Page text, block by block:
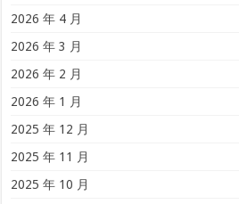
2026 年 4 月
2026 年 3 月
2026 年 2 月
2026 年 1 月
2025 年 12 月
2025 年 11 月
2025 年 10 月